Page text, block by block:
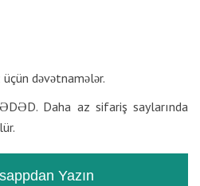
dəvətnamələr.
Daha az sifariş saylarında
Yazın